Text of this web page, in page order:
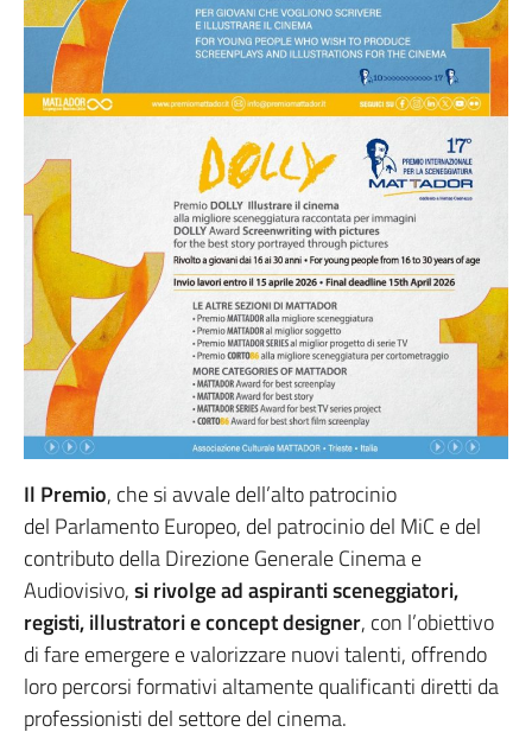
Il Premio, che si avvale dell’alto patrocinio
del Parlamento Europeo, del patrocinio del MiC e del
contributo della Direzione Generale Cinema e
Audiovisivo,si rivolge ad aspiranti sceneggiatori,
registi, illustratori e concept designer, con l’obiettivo
di fare emergere e valorizzare nuovi talenti, offrendo
loro percorsi formativi altamente qualificanti diretti da
professionisti del settore del cinema.